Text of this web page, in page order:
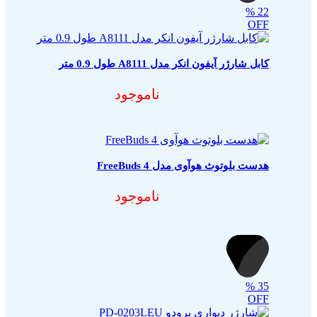
22
%
OFF
کابل شارژر آیفون انکر مدل A8111 طول 0.9 متر
ناموجود
هدست بلوتوث هوآوی مدل FreeBuds 4
ناموجود
35
%
OFF